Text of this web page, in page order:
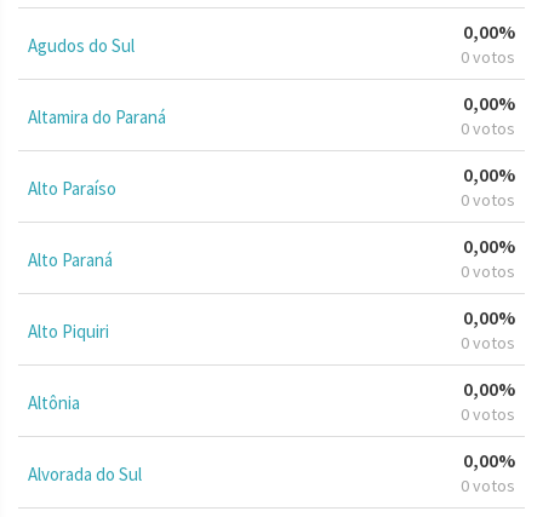
Agudos do Sul
0,00%
0 votos
Altamira do Paraná
0,00%
0 votos
Alto Paraíso
0,00%
0 votos
Alto Paraná
0,00%
0 votos
Alto Piquiri
0,00%
0 votos
Altônia
0,00%
0 votos
Alvorada do Sul
0,00%
0 votos